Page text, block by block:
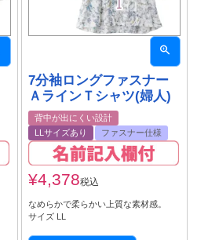
7分袖ロングファスナー
ＡラインＴシャツ(婦人)
背中が出にくい設計
LLサイズあり
ファスナー仕様
¥4,378税込
なめらかで柔らかい上質な素材感。
サイズ LL